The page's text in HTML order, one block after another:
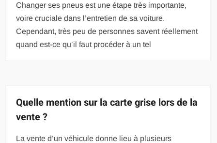
Changer ses pneus est une étape très importante,
voire cruciale dans l’entretien de sa voiture.
Cependant, très peu de personnes savent réellement
quand est-ce qu’il faut procéder à un tel
Quelle mention sur la carte grise lors de la
vente ?
La vente d’un véhicule donne lieu à plusieurs